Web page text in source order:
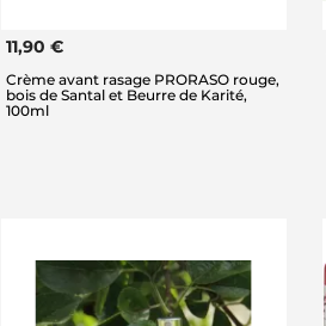
11,90 €
Crème avant rasage PRORASO rouge,
bois de Santal et Beurre de Karité,
100ml